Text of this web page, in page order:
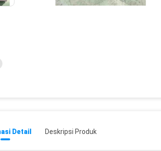
Detail Deskripsi Produk